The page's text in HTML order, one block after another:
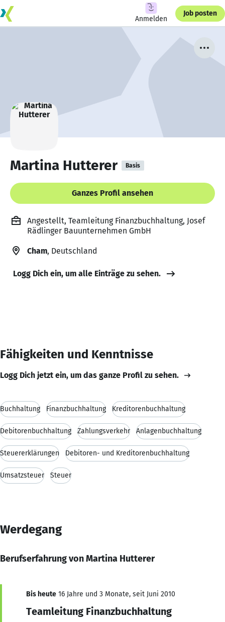
Anmelden
Job posten
Martina Hutterer Basis
Ganzes Profil ansehen
Angestellt, Teamleitung Finanzbuchhaltung, Josef
Rädlinger Bauunternehmen GmbH
Cham, Deutschland
Logg Dich ein, um alle Einträge zu sehen.
Fähigkeiten und Kenntnisse
Logg Dich jetzt ein, um das ganze Profil zu sehen.
Buchhaltung Finanzbuchhaltung Kreditorenbuchhaltung
Debitorenbuchhaltung Zahlungsverkehr Anlagenbuchhaltung
Steuererklärungen Debitoren- und Kreditorenbuchhaltung
Umsatzsteuer Steuer
Werdegang
Berufserfahrung von Martina Hutterer
Bis heute 16 Jahre und 3 Monate, seit Juni 2010
Teamleitung Finanzbuchhaltung